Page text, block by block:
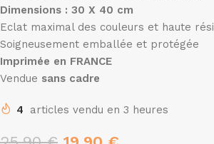
Dimensions : 30 X 40 cm
Eclat maximal des couleurs et haute
Soigneusement emballée et protégée
Imprimée en FRANCE
Vendue sans cadre
4 articles vendu en 3 heures